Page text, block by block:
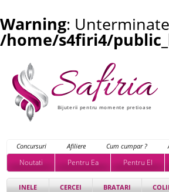
Warning:
/home/s4firi4/
Bijuterii pentru momente pretioase
Concursuri Afiliere Cum cumpar ?
Noutati Pentru Ea Pentru El
INELE CERCEI BRATARI